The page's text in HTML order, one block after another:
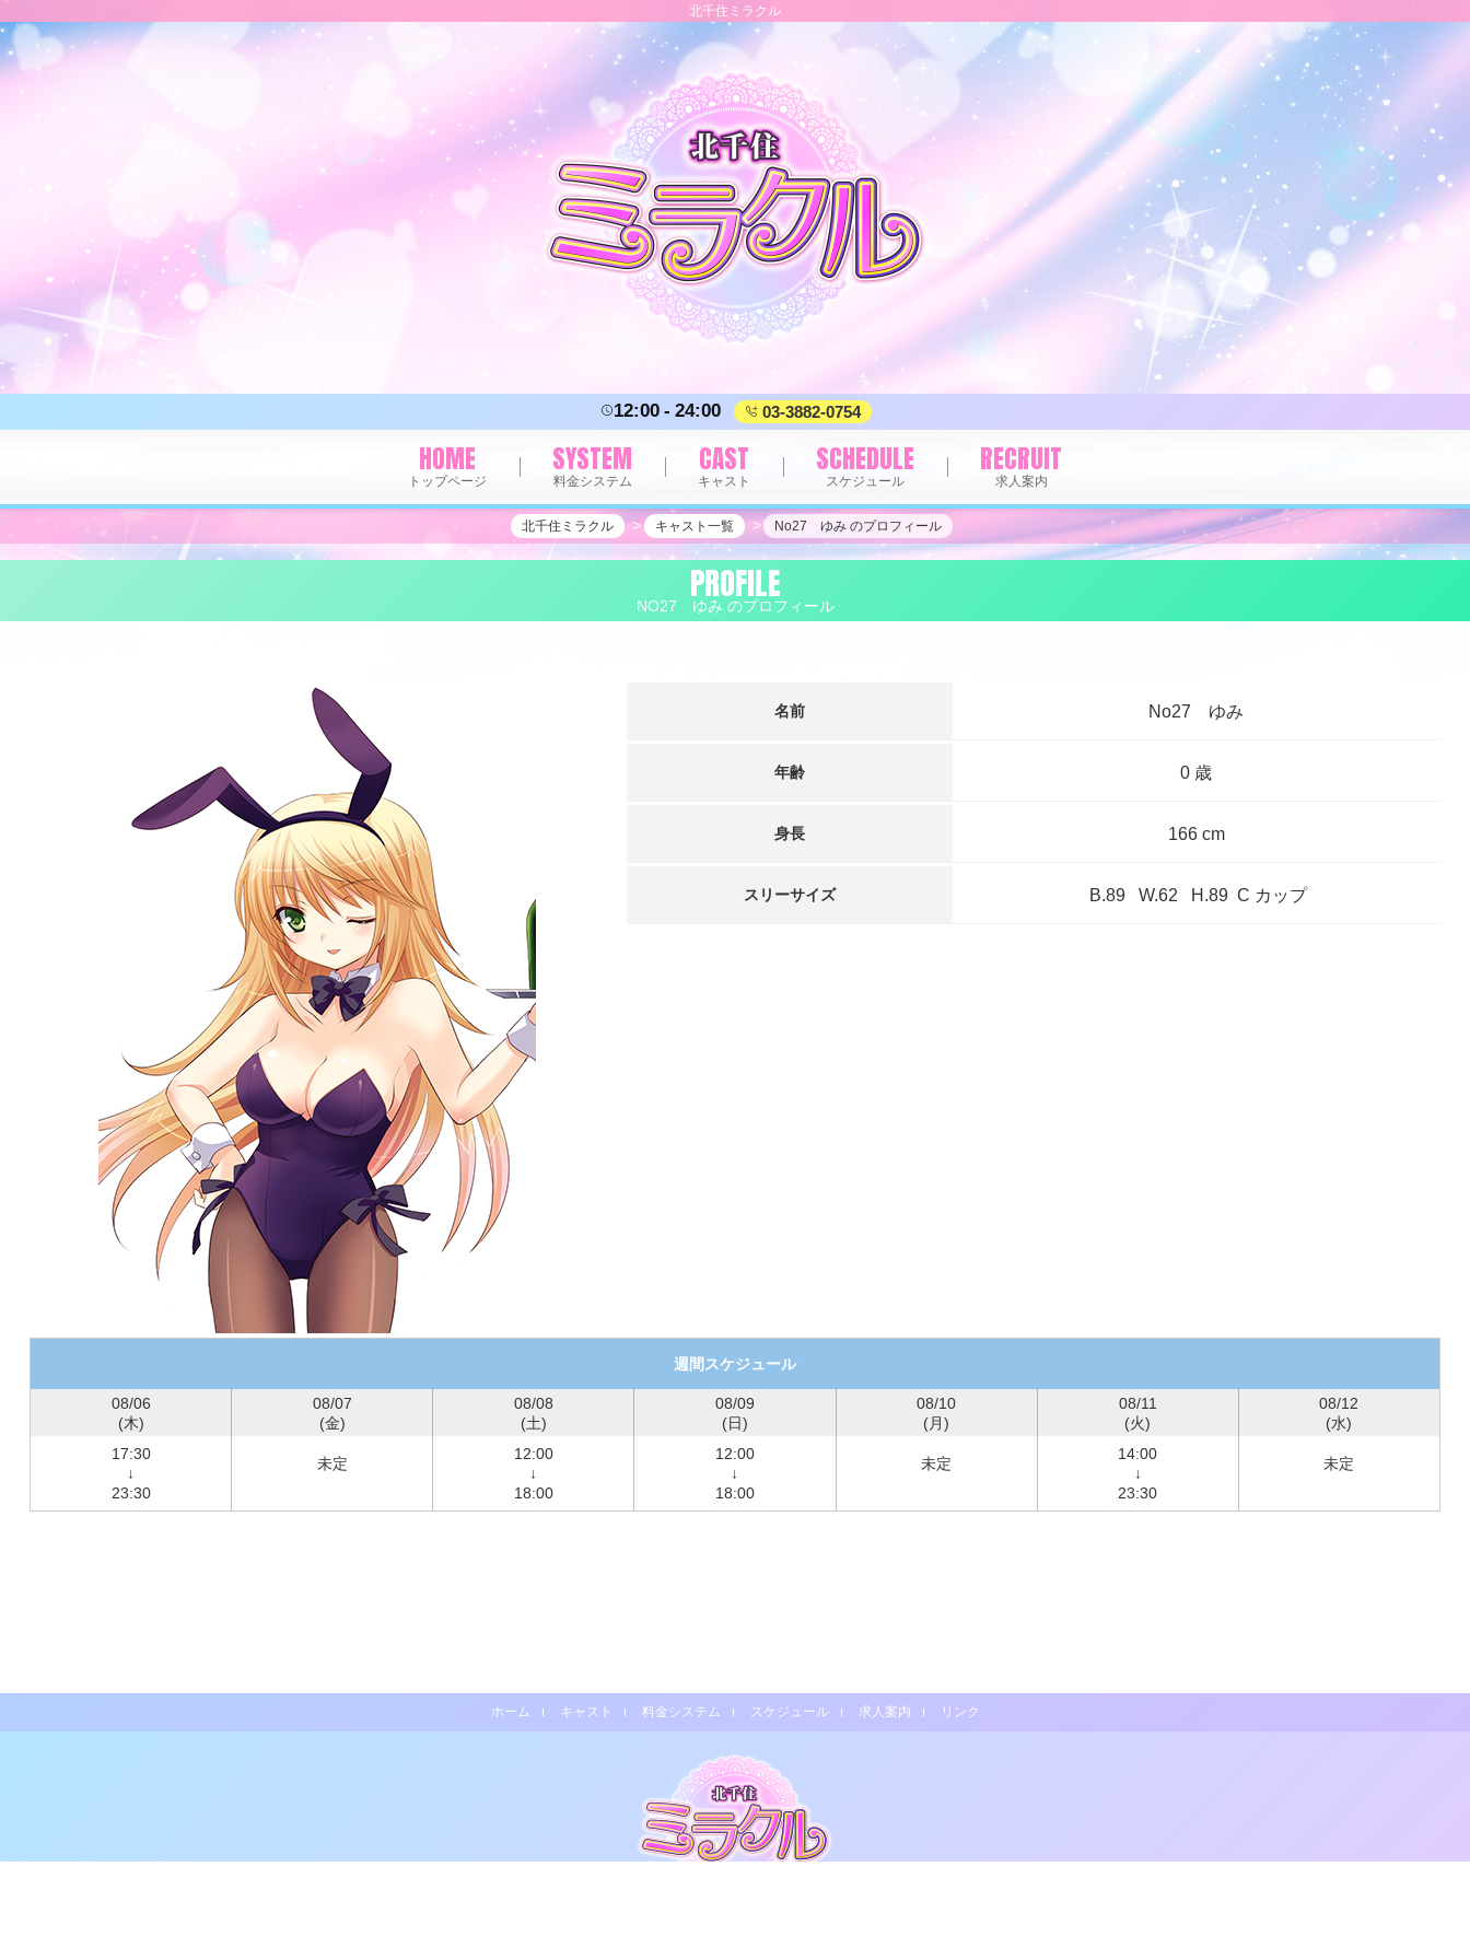
北千住ミラクル
12:00 24:00 03-3882-0754
HOME
トップページ
SYSTEM
料金システム
CAST
キャスト
SCHEDULE
スケジュール
RECRUIT
求人案内
北千住ミラクル キャスト一覧 No27 ゆみ のプロフィール
PROFILE
NO27 ゆみ のプロフィール
名前 No27 ゆみ
年齢 0 歳
身長 166 cm
スリーサイズ B.89W.62 H.89 C カップ
週間スケジュール
08/06
(木)
08/07
(金)
08/08
(土)
08/09
(日)
08/10
(月)
08/11
(火)
08/12
(水)
17:30
23:30
未定
12:00
18:00
12:00
18:00
未定
14:00
23:30
未定
ホーム キャスト 料金システム スケジュール 求人案内 リンク